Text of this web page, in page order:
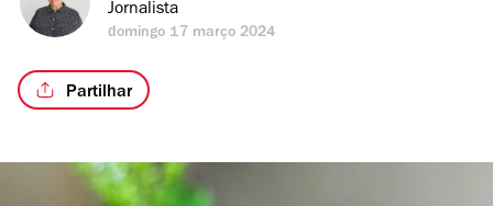
Jornalista
domingo 17 março 2024
Partilhar